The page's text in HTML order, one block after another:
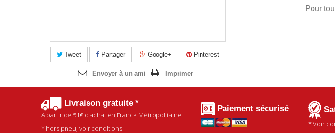
Agrandir l'image
Tweet Partager Google+ Pinterest
Envoyer à un ami Imprimer
Pour
Livraison gratuite *
A partir de 51€ d'achat en France Métropolitaine
* hors pneu, voir conditions
Paiement sécurisé
* Voir